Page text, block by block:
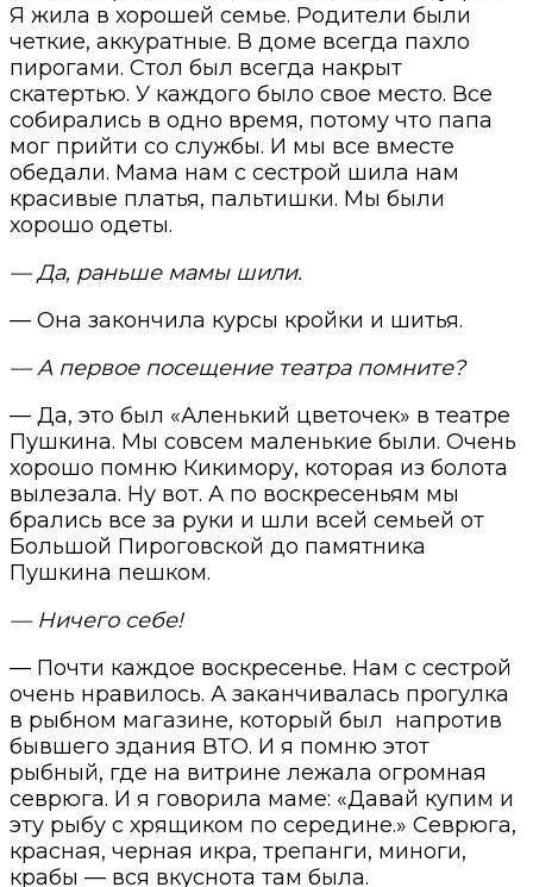
Я жила в хорошей семье. Родители были
четкие, аккуратные. В доме всегда пахло
пирогами. Стол был всегда накрыт
скатертью. У каждого было свое место. Все
собирались в одно время, потому что папа
мог прийти со службы. И мы все вместе
обедали. Мама нам с сестрой шила нам
красивые платья, пальтишки. Мы были
хорошо одеты.
— Да, раньше мамы шили.
— Она закончила курсы кройки и шитья.
— А первое посещение театра помните?
— Да, это был «Аленький цветочек» в театре
Пушкина. Мы совсем маленькие были. Очень
хорошо помню Кикимору, которая из болота
вылезала. Ну вот. А по воскресеньям мы
брались все за руки и шли всей семьей от
Большой Пироговской до памятника
Пушкина пешком.
— Ничего себе!
— Почти каждое воскресенье. Нам с сестрой
очень нравилось. А заканчивалась прогулка
в рыбном магазине, который был напротив
бывшего здания ВТО. И я помню этот
рыбный, где на витрине лежала огромная
севрюга. И я говорила маме: «Давай купим и
эту рыбу с хрящиком по середине.» Севрюга,
красная, черная икра, трепанги, миноги,
крабы — вся вкуснота там была.